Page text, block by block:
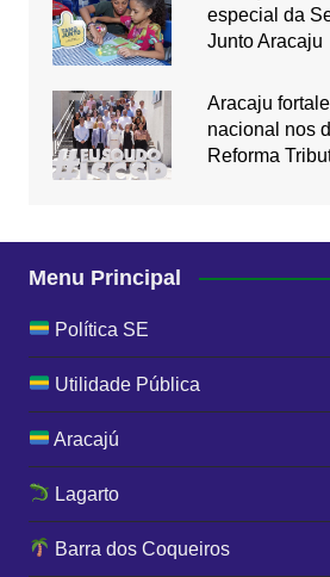
especial da
Junto Aracaju
Aracaju
nacional nos
Reforma
Menu Principal
Política SE
Utilidade Pública
Aracajú
Lagarto
Barra dos Coqueiros